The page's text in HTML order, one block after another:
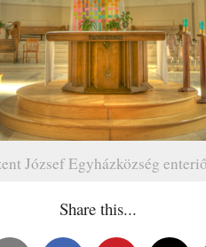
József Egyházközség
Share this...